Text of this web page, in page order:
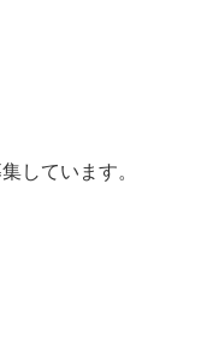
しています。